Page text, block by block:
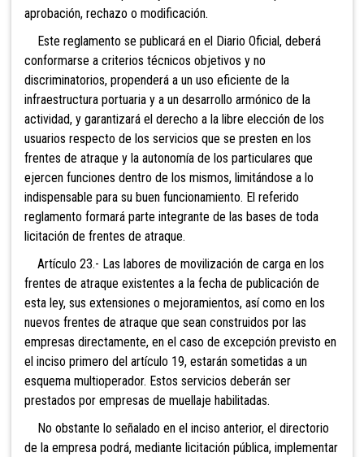
aprobación, rechazo o modificación.
Este reglamento se publicará en el Diario Oficial, deberá
conformarse a criterios técnicos objetivos y no
discriminatorios, propenderá a un uso eficiente de la
infraestructura portuaria y a un desarrollo armónico de la
actividad, y garantizará el derecho a la libre elección de los
usuarios respecto de los servicios que se presten en los
frentes de atraque y la autonomía de los particulares que
ejercen funciones dentro de los mismos, limitándose a lo
indispensable para su buen funcionamiento. El referido
reglamento formará parte integrante de las bases de toda
licitación de frentes de atraque.
Artículo 23.- Las labores de movilización de carga en los
frentes de atraque existentes a la fecha de publicación de
esta ley, sus extensiones o mejoramientos, así como en los
nuevos frentes de atraque que sean construidos por las
empresas directamente, en el caso de excepción previsto en
el inciso primero del artículo 19, estarán sometidas a un
esquema multioperador. Estos servicios deberán ser
prestados por empresas de muellaje habilitadas.
No obstante lo señalado en el inciso anterior, el directorio
de la empresa podrá, mediante licitación pública, implementar